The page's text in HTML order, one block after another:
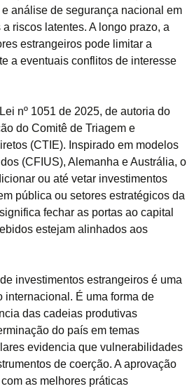
análise de segurança nacional em
riscos latentes. A longo prazo, a
estrangeiros pode limitar a
a eventuais conflitos de interesse
nº 1051 de 2025, de autoria do
do Comitê de Triagem e
(CTIE). Inspirado em modelos
(CFIUS), Alemanha e Austrália, o
ou até vetar investimentos
pública ou setores estratégicos da
fechar as portas ao capital
estejam alinhados aos
investimentos estrangeiros é uma
É uma forma de
das cadeias produtivas
do país em temas
evidencia que vulnerabilidades
de coerção. A aprovação
as melhores práticas